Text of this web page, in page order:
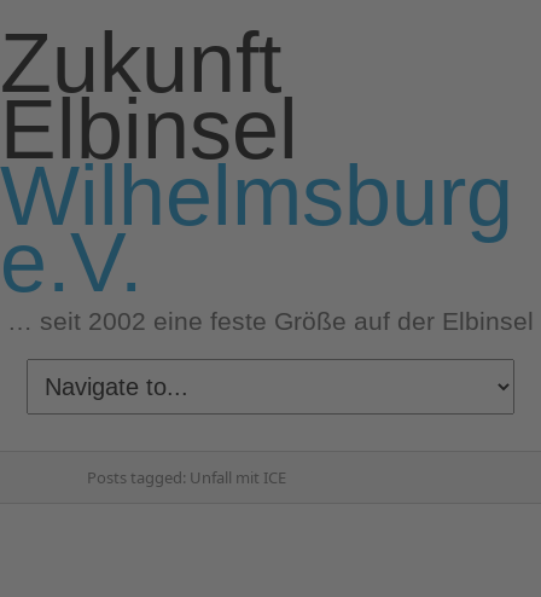
Zukunft
Elbinsel
Wilhelmsburg
e.V.
… seit 2002 eine feste Größe auf der Elbinsel
Posts tagged: Unfall mit ICE